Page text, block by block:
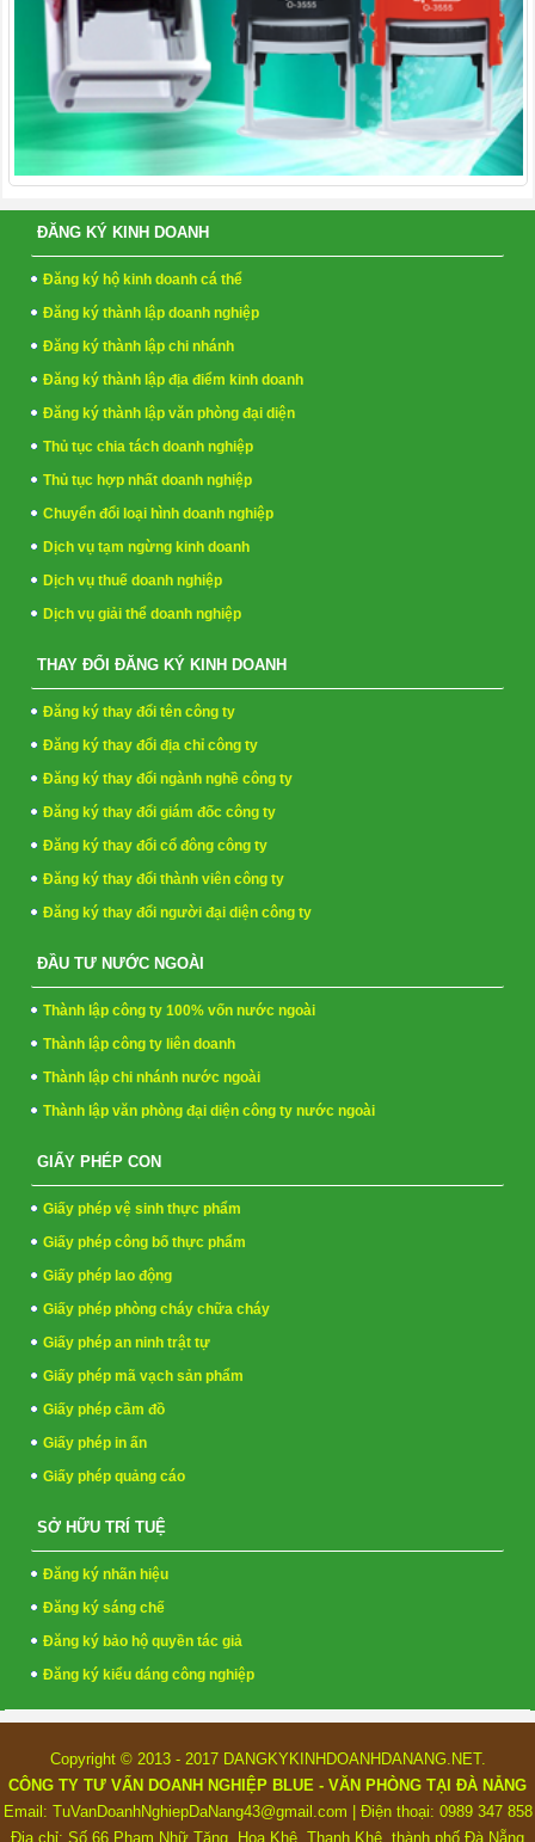
ĐĂNG KÝ KINH DOANH
Đăng ký hộ kinh doanh cá thể
Đăng ký thành lập doanh nghiệp
Đăng ký thành lập chi nhánh
Đăng ký thành lập địa điểm kinh doanh
Đăng ký thành lập văn phòng đại diện
Thủ tục chia tách doanh nghiệp
Thủ tục hợp nhất doanh nghiệp
Chuyển đổi loại hình doanh nghiệp
Dịch vụ tạm ngừng kinh doanh
Dịch vụ thuế doanh nghiệp
Dịch vụ giải thể doanh nghiệp
THAY ĐỔI ĐĂNG KÝ KINH DOANH
Đăng ký thay đổi tên công ty
Đăng ký thay đổi địa chỉ công ty
Đăng ký thay đổi ngành nghề công ty
Đăng ký thay đổi giám đốc công ty
Đăng ký thay đổi cổ đông công ty
Đăng ký thay đổi thành viên công ty
Đăng ký thay đổi người đại diện công ty
ĐẦU TƯ NƯỚC NGOÀI
Thành lập công ty 100% vốn nước ngoài
Thành lập công ty liên doanh
Thành lập chi nhánh nước ngoài
Thành lập văn phòng đại diện công ty nước ngoài
GIẤY PHÉP CON
Giấy phép vệ sinh thực phẩm
Giấy phép công bố thực phẩm
Giấy phép lao động
Giấy phép phòng cháy chữa cháy
Giấy phép an ninh trật tự
Giấy phép mã vạch sản phẩm
Giấy phép cầm đồ
Giấy phép in ấn
Giấy phép quảng cáo
SỞ HỮU TRÍ TUỆ
Đăng ký nhãn hiệu
Đăng ký sáng chế
Đăng ký bảo hộ quyền tác giả
Đăng ký kiểu dáng công nghiệp
Copyright © 2013 - 2017 DANGKYKINHDOANHDANANG.NET.
CÔNG TY TƯ VẤN DOANH NGHIỆP BLUE - VĂN PHÒNG TẠI ĐÀ NẴNG
Email: TuVanDoanhNghiepDaNang43@gmail.com | Điện thoại: 0989 347 858
Địa chỉ: Số 66 Phạm Nhữ Tăng, Hoa Khê, Thanh Khê, thành phố Đà Nẵng